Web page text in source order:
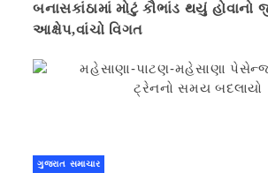
બનાસકાંઠામાં મોટું કૌભાંડ થયું હોવાનો
આક્ષેપ,વાંચો વિગત
ગુજરાત સમાચાર